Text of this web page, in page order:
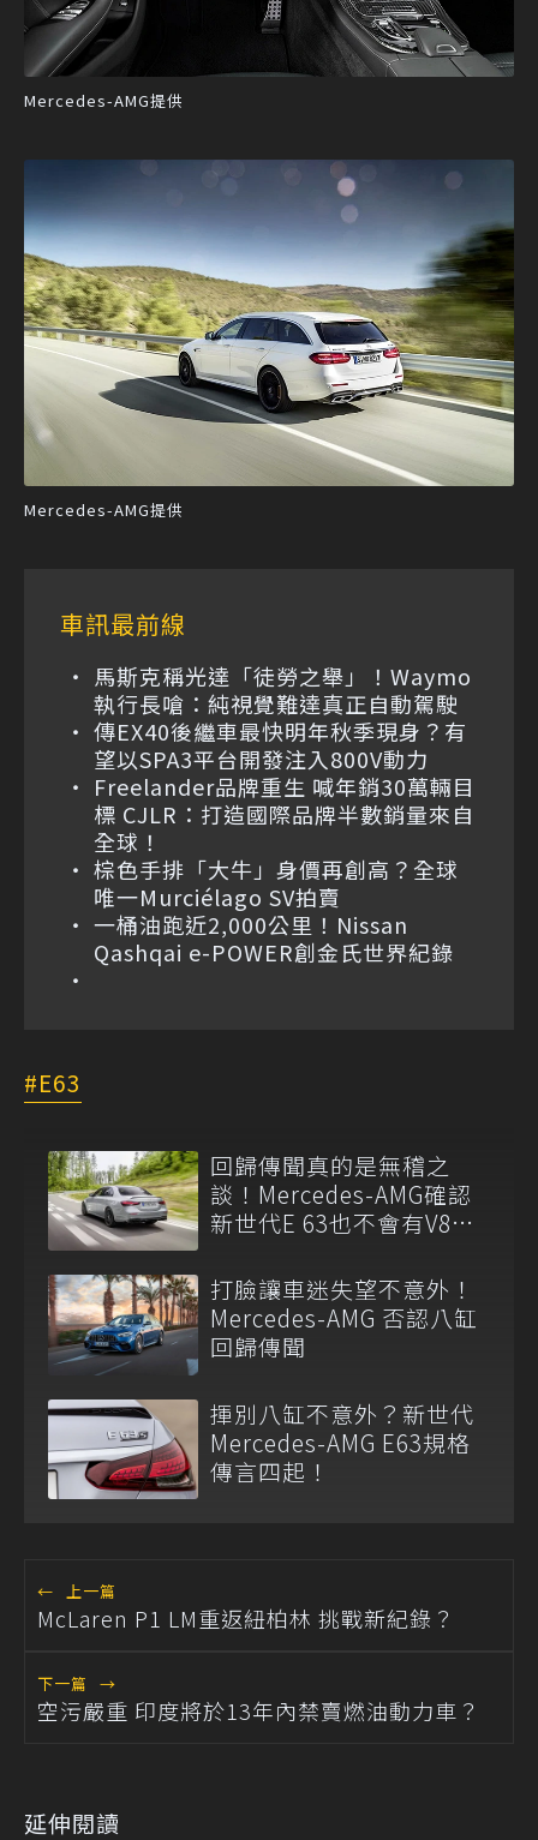
Mercedes-AMG提供
Mercedes-AMG提供
車訊最前線
馬斯克稱光達「徒勞之舉」！Waymo
執行長嗆：純視覺難達真正自動駕駛
傳EX40後繼車最快明年秋季現身？有
望以SPA3平台開發注入800V動力
Freelander品牌重生 喊年銷30萬輛目
標 CJLR：打造國際品牌半數銷量來自
全球！
棕色手排「大牛」身價再創高？全球
唯一Murciélago SV拍賣
一桶油跑近2,000公里！Nissan
Qashqai e-POWER創金氏世界紀錄
E63
回歸傳聞真的是無稽之
談！Mercedes-AMG確認
新世代E 63也不會有V8引
打臉讓車迷失望不意外！
Mercedes-AMG 否認八缸
回歸傳聞
揮別八缸不意外？新世代
Mercedes-AMG E63規格
傳言四起！
← 上一篇
McLaren P1 LM重返紐柏林 挑戰新紀錄？
下一篇 →
空污嚴重 印度將於13年內禁賣燃油動力車？
延伸閱讀